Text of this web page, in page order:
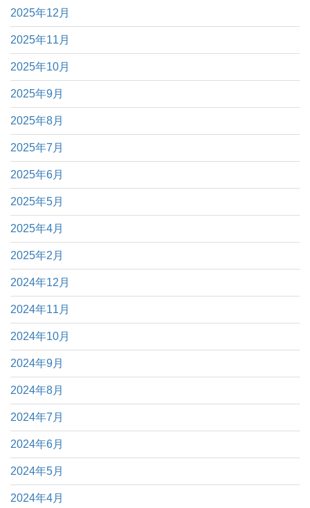
2025年12月
2025年11月
2025年10月
2025年9月
2025年8月
2025年7月
2025年6月
2025年5月
2025年4月
2025年2月
2024年12月
2024年11月
2024年10月
2024年9月
2024年8月
2024年7月
2024年6月
2024年5月
2024年4月